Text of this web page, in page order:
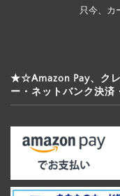
只今、カ
★☆Amazon Pay、クレ
ー・ネットバンク決